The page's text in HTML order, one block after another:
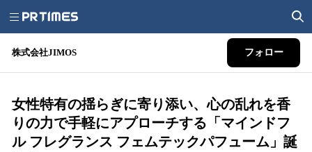
株式会社JIMOS フォロー
女性特有の揺らぎに寄り添い、心の乱れを香
りの力で手軽にアプローチする「マインドフ
ル フレグランス フェムテックパフューム」誕